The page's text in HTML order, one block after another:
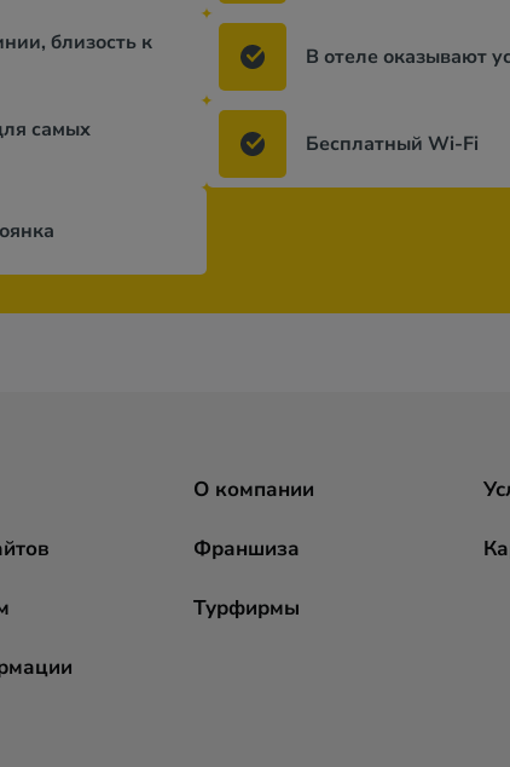
близость к
В отеле оказывают
самых
Бесплатный Wi-Fi
О компании
Франшиза
Турфирмы